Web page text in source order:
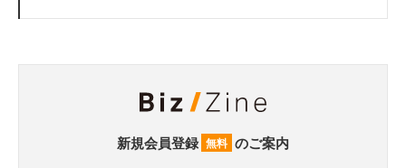
新規会員登録 無料 のご案内